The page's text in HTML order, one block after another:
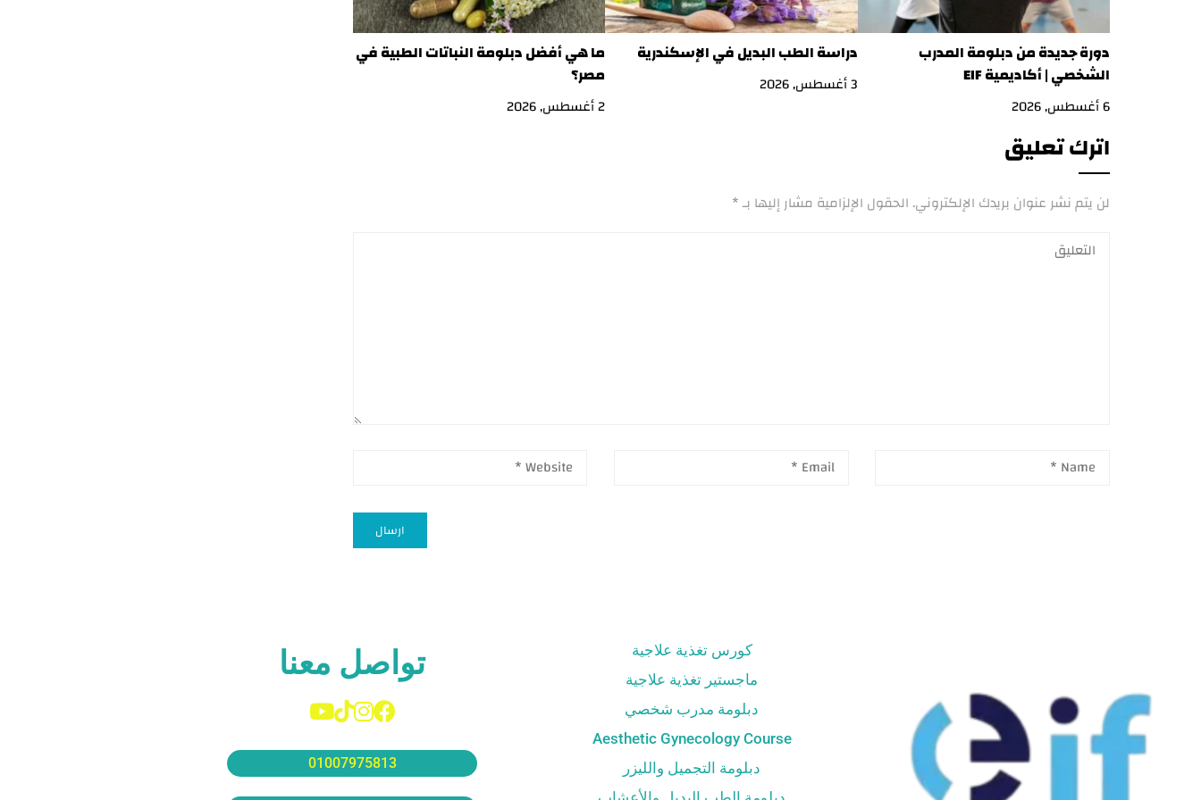
دورة جديدة من دبلومة المدرب
الشخصي | أكاديمية EIF
6 أغسطس, 2026
دراسة الطب البديل في الإسكندرية
3 أغسطس, 2026
ما هي أفضل دبلومة النباتات الطبية في
مصر؟
2 أغسطس, 2026
اترك تعليق
لن يتم نشر عنوان بريدك الإلكتروني. الحقول الإلزامية مشار إليها بـ*
كورس تغذية علاجية
ماجستير تغذية علاجية
دبلومة مدرب شخصي
Aesthetic Gynecology Course
دبلومة التجميل والليزر
تواصل معنا
01007975813